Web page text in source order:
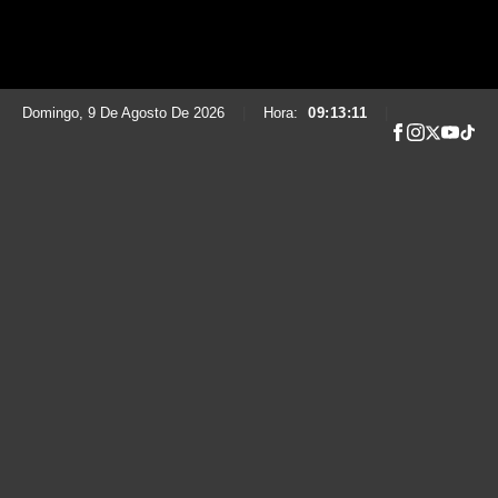
Domingo, 9 De Agosto De 2026 Hora: 09:13:12